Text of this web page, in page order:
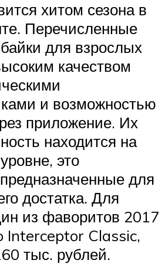
хитом сезона в
Перечисленные
для взрослых
качеством
и возможностью
приложение. Их
находится на
это
для
достатка. Для
из фаворитов 2017
Interceptor Classic,
тыс. рублей.